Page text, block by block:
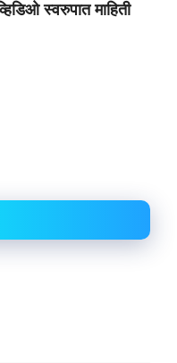
स्वरुपात माहिती